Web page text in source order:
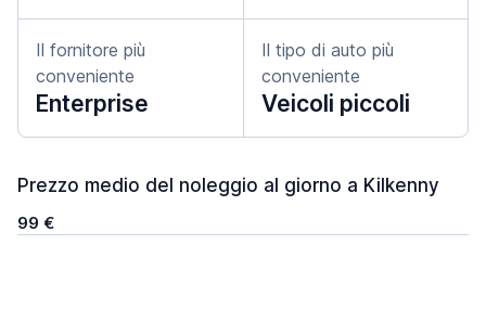
Il fornitore più
conveniente
Enterprise
Il tipo di auto più
conveniente
Veicoli piccoli
Prezzo medio del noleggio al giorno a Kilkenny
99 €